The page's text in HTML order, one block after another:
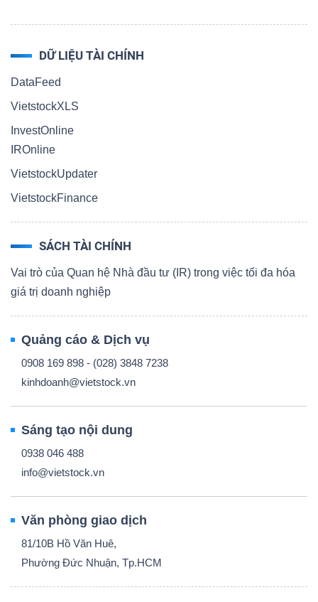
DỮ LIỆU TÀI CHÍNH
DataFeed
VietstockXLS
InvestOnline
IROnline
VietstockUpdater
VietstockFinance
SÁCH TÀI CHÍNH
Vai trò của Quan hệ Nhà đầu tư (IR) trong việc tối đa hóa
giá trị doanh nghiệp
Quảng cáo & Dịch vụ
0908 169 898 - (028) 3848 7238
kinhdoanh@vietstock.vn
Sáng tạo nội dung
0938 046 488
info@vietstock.vn
Văn phòng giao dịch
81/10B Hồ Văn Huê,
Phường Đức Nhuận, Tp.HCM